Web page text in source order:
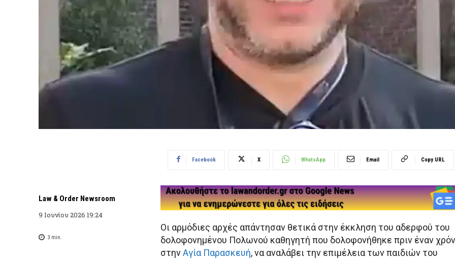
Law & Order Newsroom
9 Ιουνίου 2026 19:24
3 min.
Facebook X WhatsApp Email Copy URL
Οι αρμόδιες αρχές απάντησαν θετικά στην έκκληση του αδερφού του
δολοφονημένου Πολωνού καθηγητή που δολοφονήθηκε πριν έναν
στηνΑγία Παρασκευή, να αναλάβει την επιμέλεια των παιδιών του